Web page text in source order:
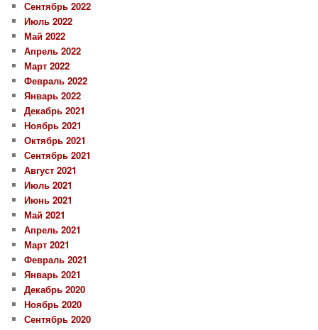
Сентябрь 2022
Июль 2022
Май 2022
Апрель 2022
Март 2022
Февраль 2022
Январь 2022
Декабрь 2021
Ноябрь 2021
Октябрь 2021
Сентябрь 2021
Август 2021
Июль 2021
Июнь 2021
Май 2021
Апрель 2021
Март 2021
Февраль 2021
Январь 2021
Декабрь 2020
Ноябрь 2020
Сентябрь 2020